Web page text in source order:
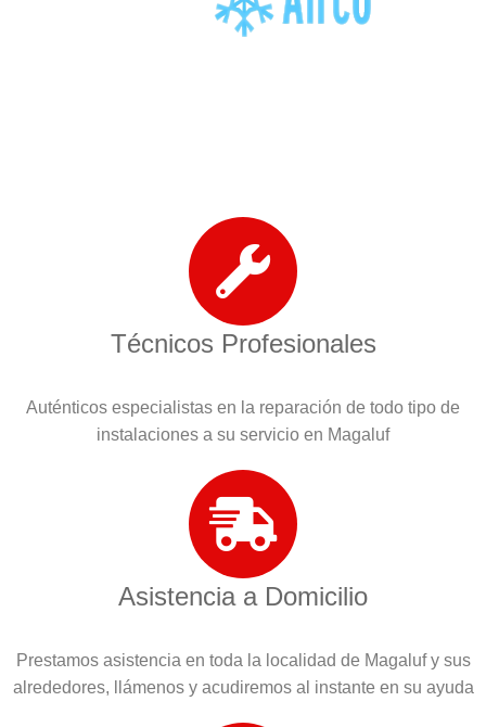
Técnicos Profesionales
Auténticos especialistas en la reparación de todo tipo de
instalaciones a su servicio en Magaluf
Asistencia a Domicilio
Prestamos asistencia en toda la localidad de Magaluf y sus
alrededores, llámenos y acudiremos al instante en su ayuda